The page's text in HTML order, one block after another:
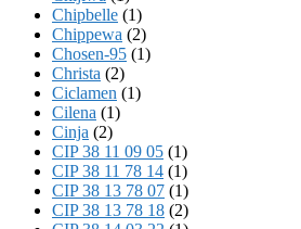
Chipbelle (1)
Chippewa (2)
Chosen-95 (1)
Christa (2)
Ciclamen (1)
Cilena (1)
Cinja (2)
CIP 38 11 09 05 (1)
CIP 38 11 78 14 (1)
CIP 38 13 78 07 (1)
CIP 38 13 78 18 (2)